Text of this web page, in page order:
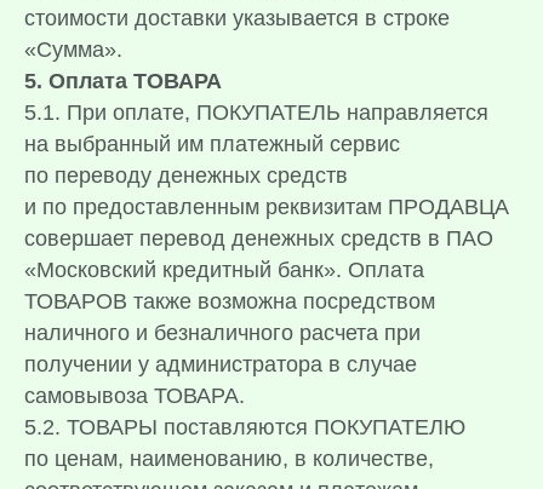
стоимости доставки указывается в строке
«Сумма».
5. Оплата ТОВАРА
5.1. При оплате, ПОКУПАТЕЛЬ направляется
на выбранный им платежный сервис
по переводу денежных средств
и по предоставленным реквизитам ПРОДАВЦА
совершает перевод денежных средств в ПАО
«Московский кредитный банк». Оплата
ТОВАРОВ также возможна посредством
наличного и безналичного расчета при
получении у администратора в случае
самовывоза ТОВАРА.
5.2. ТОВАРЫ поставляются ПОКУПАТЕЛЮ
по ценам, наименованию, в количестве,